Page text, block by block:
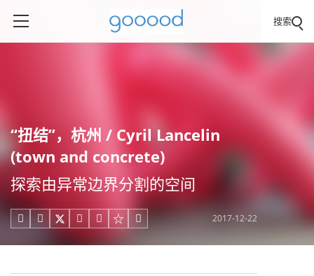
搜索
“扭结”，杭州 / Cyril Lancelin
(town and concrete)
探索由异常边界分割的空间
     2017-12-22